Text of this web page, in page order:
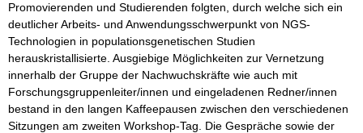
Promovierenden und Studierenden folgten, durch welche sich ein
deutlicher Arbeits- und Anwendungsschwerpunkt von NGS-
Technologien in populationsgenetischen Studien
herauskristallisierte. Ausgiebige Möglichkeiten zur Vernetzung
innerhalb der Gruppe der Nachwuchskräfte wie auch mit
Forschungsgruppenleiter/innen und eingeladenen Redner/innen
bestand in den langen Kaffeepausen zwischen den verschiedenen
Sitzungen am zweiten Workshop-Tag. Die Gespräche sowie der